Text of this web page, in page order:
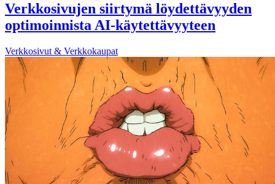
Verkkosivujen siirtymä löydettävyyden
optimoinnista AI-käytettävyyteen
Verkkosivut & Verkkokaupat